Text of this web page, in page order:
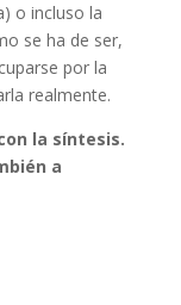
o incluso la
se ha de ser,
por la
realmente.
la síntesis.
a